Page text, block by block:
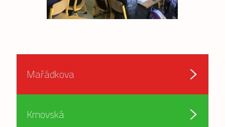
Mařádkova
Krnovská